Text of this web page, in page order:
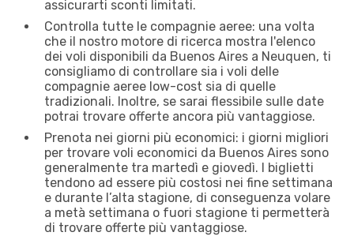
assicurarti sconti limitati.
Controlla tutte le compagnie aeree: una volta
che il nostro motore di ricerca mostra l'elenco
dei voli disponibili da Buenos Aires a Neuquen, ti
consigliamo di controllare sia i voli delle
compagnie aeree low-cost sia di quelle
tradizionali. Inoltre, se sarai flessibile sulle date
potrai trovare offerte ancora più vantaggiose.
Prenota nei giorni più economici: i giorni migliori
per trovare voli economici da Buenos Aires sono
generalmente tra martedì e giovedì. I biglietti
tendono ad essere più costosi nei fine settimana
e durante l’alta stagione, di conseguenza volare
a metà settimana o fuori stagione ti permetterà
di trovare offerte più vantaggiose.